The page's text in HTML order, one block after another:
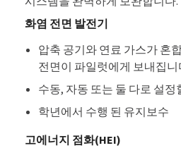
화염 전면 발전기
압축 공기와 연료 가스가 혼
전면이 파일럿에게 보내집니
수동, 자동 또는 둘 다로 설정
학년에서 수행 된 유지보수
고에너지 점화(HEI)